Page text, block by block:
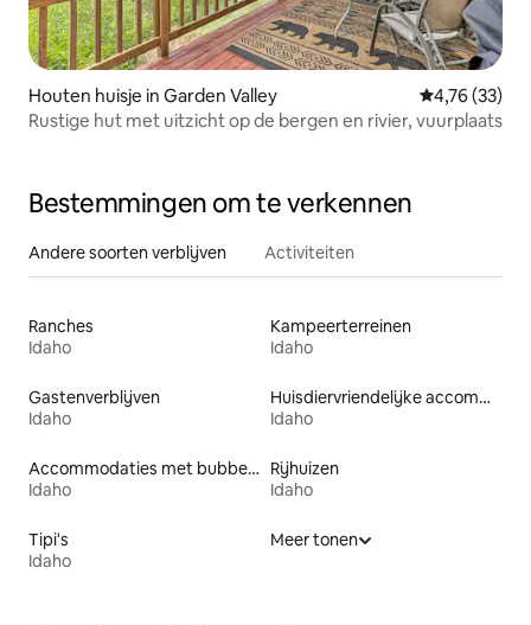
Houten huisje in Garden Valley Gemiddelde
4,76 (33)
Rustige hut met uitzicht op de bergen en rivier, vuurplaats
Bestemmingen om te verkennen
Andere soorten verblijven Activiteiten
Ranches
Idaho
Kampeerterreinen
Idaho
Gastenverblijven
Idaho
Huisdiervriendelijke accommodaties
Idaho
Accommodaties met bubbelbad
Idaho
Rijhuizen
Idaho
Tipi's
Idaho
Meer tonen